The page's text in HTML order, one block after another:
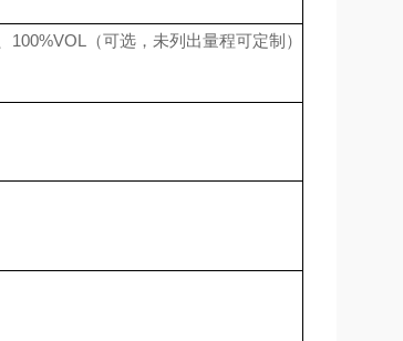
100%VOL （可选，未列出量程可定制）